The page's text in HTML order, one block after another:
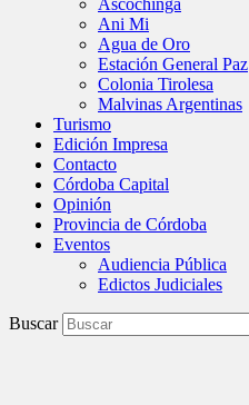
Ascochinga
Ani Mi
Agua de Oro
Estación General Paz
Colonia Tirolesa
Malvinas Argentinas
Turismo
Edición Impresa
Contacto
Córdoba Capital
Opinión
Provincia de Córdoba
Eventos
Audiencia Pública
Edictos Judiciales
Buscar